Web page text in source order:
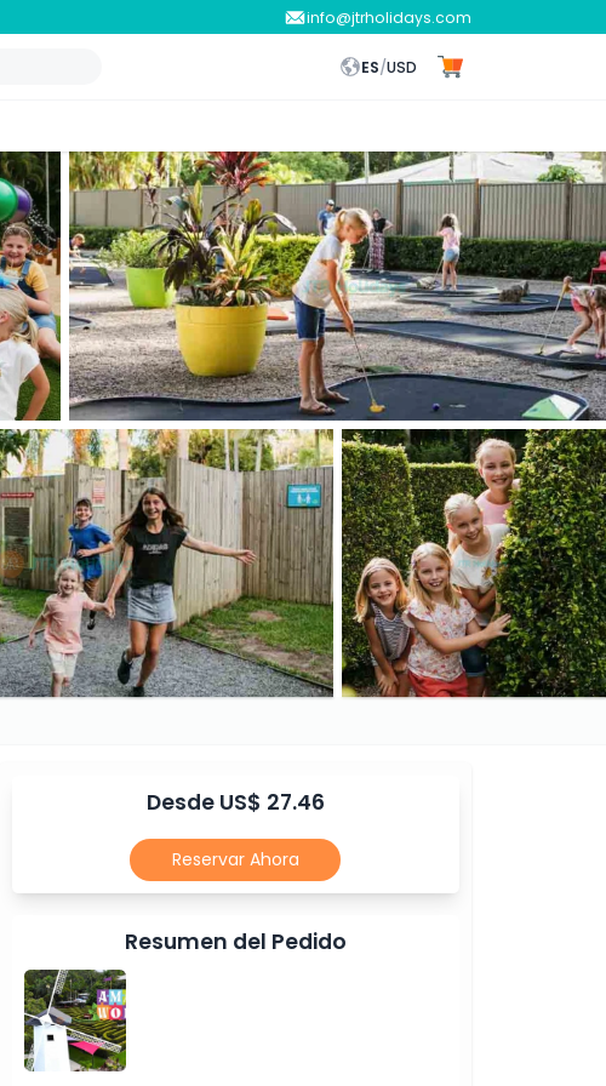
info@jtrholidays.com
ES/USD
Desde US$ 27.46
Reservar Ahora
Resumen del Pedido